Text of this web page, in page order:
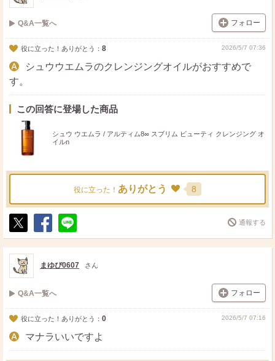
Q&A一覧へ フォロー
役に立った！ありがとう： 8 2026/5/7 07:36
シュウウエムラのクレンジングオイルがおすすめで
す。
この回答に登場した商品
シュウ ウエムラ / アルティム8∞ スブリム ビューティ クレンジング オ
イルn
役に立った！ ありがとう 8
ポ
ス
ト
シ
ェ
送
る
通報する
まゆぴ0607 さん
Q&A一覧へ フォロー
役に立った！ありがとう： 0 2026/5/7 07:16
マナラいいですよ